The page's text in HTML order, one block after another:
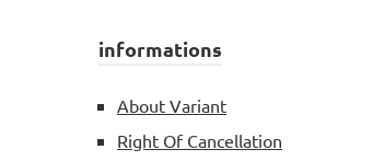
informations
About Variant
Right Of Cancellation